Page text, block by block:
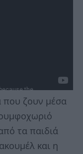
που ζουν μέσα
τα παιδιά
και η